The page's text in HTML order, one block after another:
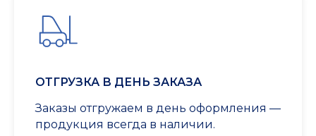
ОТГРУЗКА В ДЕНЬ ЗАКАЗА
Заказы отгружаем в день оформления —
продукция всегда в наличии.